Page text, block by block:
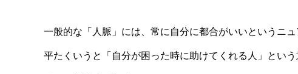
一般的な「人脈」には、常に自分に都合がいいというニュ
平たくいうと「自分が困った時に助けてくれる人」という